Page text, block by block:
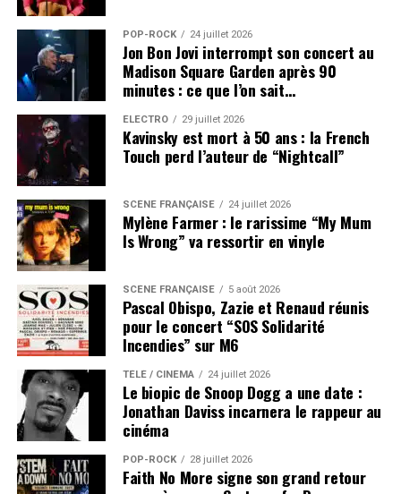
POP-ROCK 24 juillet 2026
Jon Bon Jovi interrompt son concert au
Madison Square Garden après 90
minutes : ce que l’on sait…
ÉLECTRO 29 juillet 2026
Kavinsky est mort à 50 ans : la French
Touch perd l’auteur de “Nightcall”
SCÈNE FRANÇAISE 24 juillet 2026
Mylène Farmer : le rarissime “My Mum
Is Wrong” va ressortir en vinyle
SCÈNE FRANÇAISE 5 août 2026
Pascal Obispo, Zazie et Renaud réunis
pour le concert “SOS Solidarité
Incendies” sur M6
TÉLÉ / CINÉMA 24 juillet 2026
Le biopic de Snoop Dogg a une date :
Jonathan Daviss incarnera le rappeur au
cinéma
POP-ROCK 28 juillet 2026
Faith No More signe son grand retour